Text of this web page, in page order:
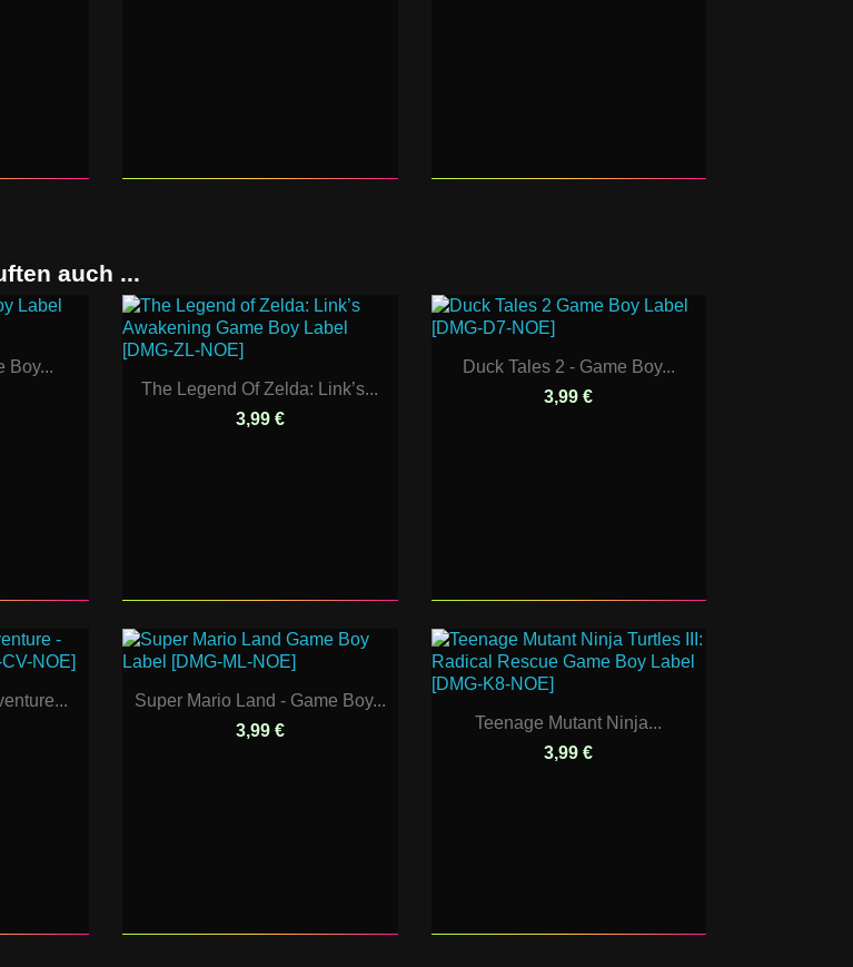
auch ...
Boy...
The Legend Of Zelda: Link’s...
3,99 €
Duck Tales 2 - Game Boy...
3,99 €
Super Mario Land - Game Boy...
3,99 €
Teenage Mutant Ninja...
3,99 €